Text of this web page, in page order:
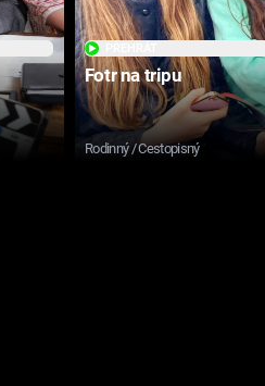
Fotr na tripu
Rodinný / Cestopisný